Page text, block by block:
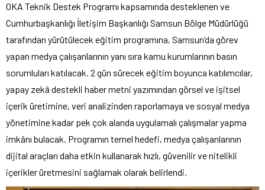
OKA Teknik Destek Programı kapsamında desteklenen ve
Cumhurbaşkanlığı İletişim Başkanlığı Samsun Bölge Müdürlüğü
tarafından yürütülecek eğitim programına, Samsun’da görev
yapan medya çalışanlarının yanı sıra kamu kurumlarının basın
sorumluları katılacak. 2 gün sürecek eğitim boyunca katılımcılar,
yapay zekâ destekli haber metni yazımından görsel ve işitsel
içerik üretimine, veri analizinden raporlamaya ve sosyal medya
yönetimine kadar pek çok alanda uygulamalı çalışmalar yapma
imkânı bulacak. Programın temel hedefi, medya çalışanlarının
dijital araçları daha etkin kullanarak hızlı, güvenilir ve nitelikli
içerikler üretmesini sağlamak olarak belirlendi.